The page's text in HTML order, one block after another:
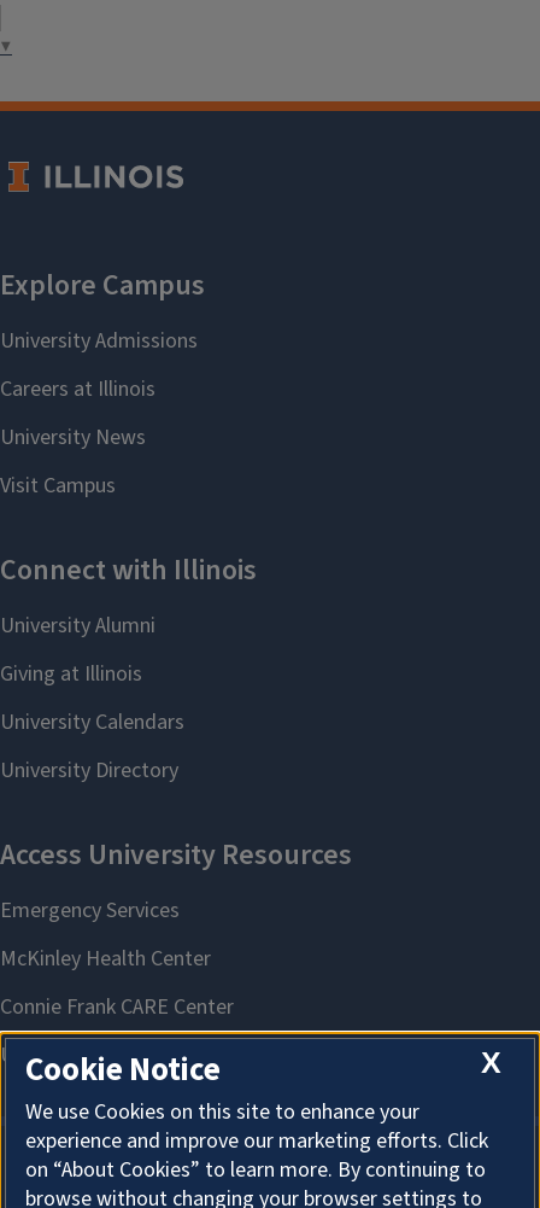
▼
About Cookies
X
Cookie Notice
We use Cookies on this site to enhance your
experience and improve our marketing efforts. Click
on “About Cookies” to learn more. By continuing to
browse without changing your browser settings to